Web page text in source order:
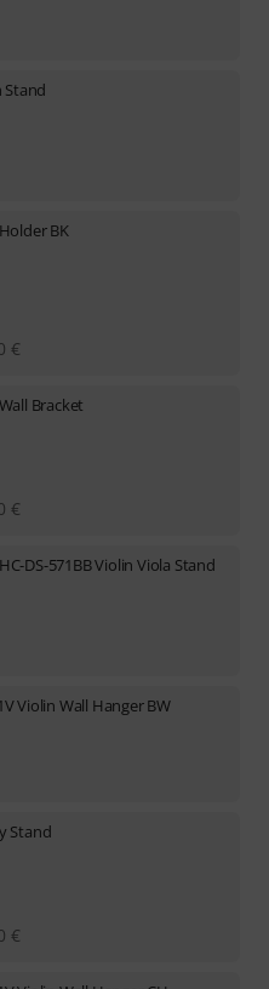
Stand
BK
€
Bracket
€
HC-DS-571BB Violin Viola Stand
Violin Wall Hanger BW
Stand
€